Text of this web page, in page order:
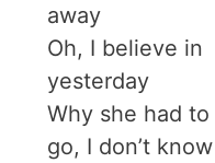
away
Oh, I believe in
yesterday
Why she had to
go, I don’t know